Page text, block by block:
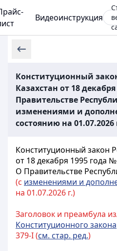
Видеоинструкция
Конституционный
Казахстан от 18
Правительстве
изменениями и
состоянию на 01.07.2026
Конституционный закон
от 18 декабря 1995 года
О Правительстве
(с изменениями и
на 01.07.2026 г.)
Заголовок и преамбула
Конституционного закона
379-I (см. стар. ред.)